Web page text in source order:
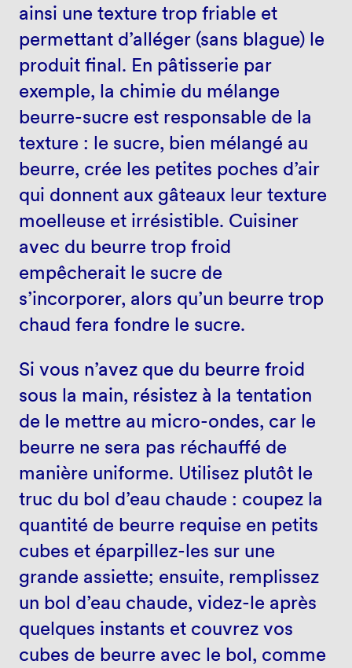
ainsi une texture trop friable et
permettant d’alléger (sans blague) le
produit final. En pâtisserie par
exemple, la chimie du mélange
beurre-sucre est responsable de la
texture : le sucre, bien mélangé au
beurre, crée les petites poches d’air
qui donnent aux gâteaux leur texture
moelleuse et irrésistible. Cuisiner
avec du beurre trop froid
empêcherait le sucre de
s’incorporer, alors qu’un beurre trop
chaud fera fondre le sucre.
Si vous n’avez que du beurre froid
sous la main, résistez à la tentation
de le mettre au micro-ondes, car le
beurre ne sera pas réchauffé de
manière uniforme. Utilisez plutôt le
truc du bol d’eau chaude : coupez la
quantité de beurre requise en petits
cubes et éparpillez-les sur une
grande assiette; ensuite, remplissez
un bol d’eau chaude, videz-le après
quelques instants et couvrez vos
cubes de beurre avec le bol, comme